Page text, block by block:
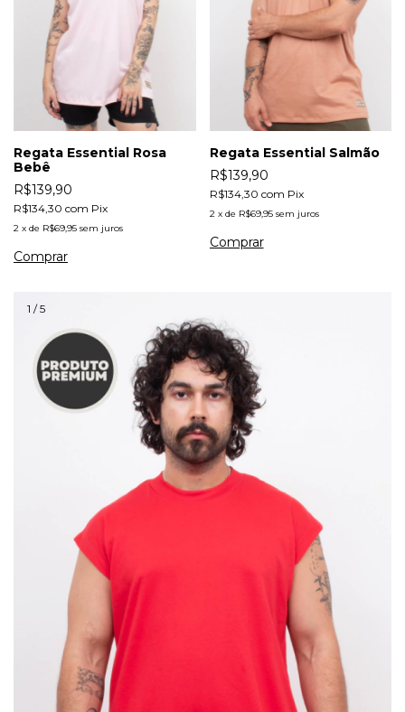
Regata Essential Rosa
Bebê
R$139,90
R$134,30 com Pix
2 x de R$69,95 sem juros
Comprar
Regata Essential Salmão
R$139,90
R$134,30 com Pix
2 x de R$69,95 sem juros
Comprar
1 /5